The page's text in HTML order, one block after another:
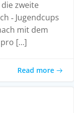
zweite
‑ Jugendcups
mit dem
pro […]
Read more